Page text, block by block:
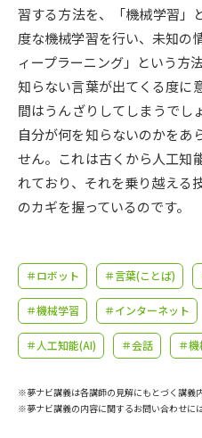
志望校・出願校を調べる
併願校選び
先輩が入学を決めた理由
新生活お役立ちガイド
大学で学びたい学問発見
学問のミニ講義「夢ナビ講義」
学問の教科書
習する方法を、「機械学習」
度な機械学習を行い、未知の
ィープラーニング」という方
知らない言葉が出てくる度に
間はうんざりしてしまうでし
自分が何を知らないのかをあ
せん。これは古くから人工知
れており、それを乗り越える
のカギを握っているのです。
＃ロボット ＃言葉(ことば)
＃機械学習 ＃インターネット
＃人工知能(AI) ＃会話 ＃
※夢ナビ講義は各講師の見解にもとづく講義
※夢ナビ講義の内容に関するお問い合わせに